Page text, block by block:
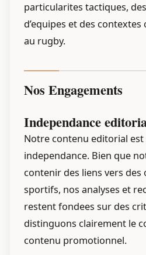
particularites tactiques,
d’equipes et des
au rugby.
Nos Engagements
Independance
Notre contenu editorial
independance. Bien que
contenir des liens vers
sportifs, nos analyses et
restent fondees sur des
distinguons clairement le
contenu promotionnel.